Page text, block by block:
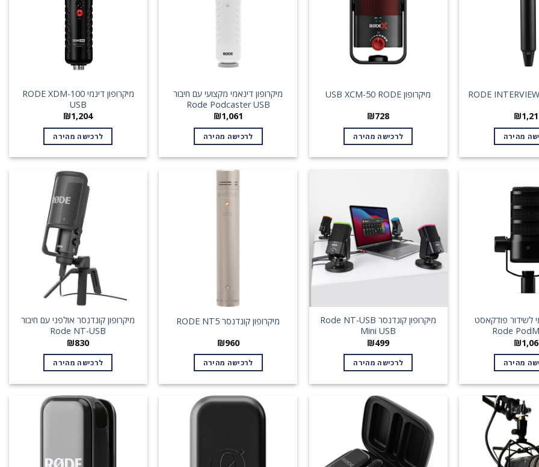
₪
מהירה
מיקרופון USB XCM-50 RODE
₪728
לרכישה מהירה
מיקרופון דינאמי מקצועי עם חיבור
Rode Podcaster USB
₪1,061
לרכישה מהירה
מיקרופון דינמי RODE XDM-100
USB
₪1,204
לרכישה מהירה
לשידור פודקאסט
Rode
₪
מהירה
מיקרופון קונדנסר Rode NT-USB
Mini USB
₪499
לרכישה מהירה
מיקרופון קונדנסר RODE NT5
₪960
לרכישה מהירה
מיקרופון קונדנסר אולפני עם חיבור
Rode NT-USB
₪830
לרכישה מהירה